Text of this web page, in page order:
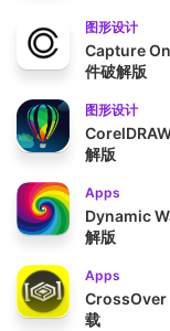
图形设计
Capture
件破解版
图形设计
解版
Apps
Dynamic
解版
Apps
CrossOver
载